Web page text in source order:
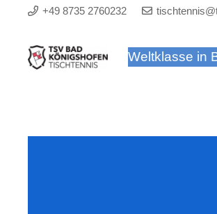
+49 8735 2760232
Weltklasse in